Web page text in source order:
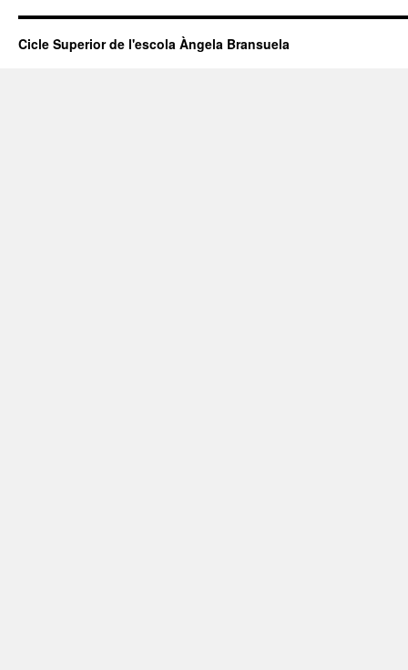
Cicle Superior de l'escola Àngela Bransuela